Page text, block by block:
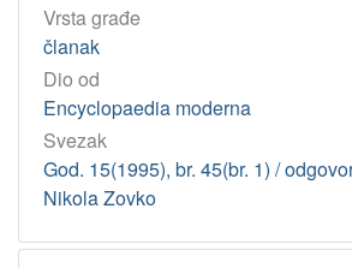
Vrsta građe
članak
Dio od
Encyclopaedia moderna
Svezak
God. 15(1995), br. 45(br. 1) /
Nikola Zovko